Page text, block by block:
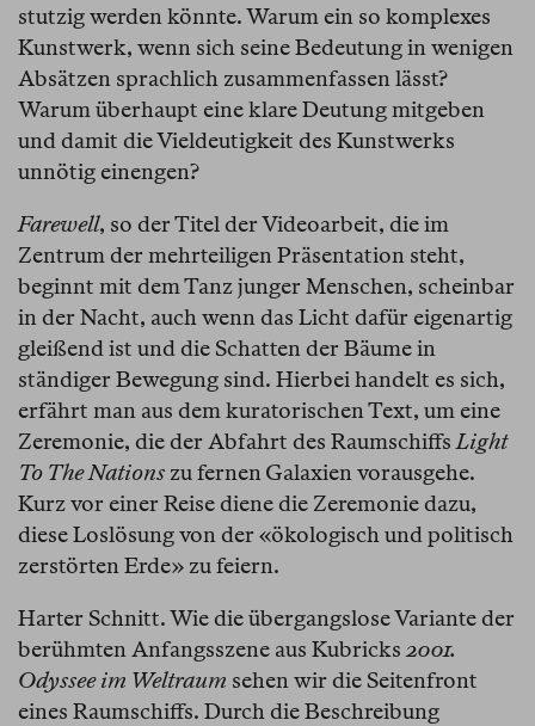
stutzig werden könnte. Warum ein so komplexes
Kunstwerk, wenn sich seine Bedeutung in wenigen
Absätzen sprachlich zusammenfassen lässt?
Warum überhaupt eine klare Deutung mitgeben
und damit die Vieldeutigkeit des Kunstwerks
unnötig einengen?
Farewell, so der Titel der Videoarbeit, die im
Zentrum der mehrteiligen Präsentation steht,
beginnt mit dem Tanz junger Menschen, scheinbar
in der Nacht, auch wenn das Licht dafür eigenartig
gleißend ist und die Schatten der Bäume in
ständiger Bewegung sind. Hierbei handelt es sich,
erfährt man aus dem kuratorischen Text, um eine
Zeremonie, die der Abfahrt des RaumschiffsLight
To The Nations zu fernen Galaxien vorausgehe.
Kurz vor einer Reise diene die Zeremonie dazu,
diese Loslösung von der «ökologisch und politisch
zerstörten Erde» zu feiern.
Harter Schnitt. Wie die übergangslose Variante der
berühmten Anfangsszene aus Kubricks2001.
Odyssee im Weltraum sehen wir die Seitenfront
eines Raumschiffs. Durch die Beschreibung